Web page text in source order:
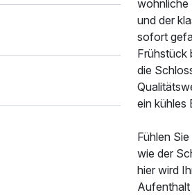
wohnliche
und der
sofort
Frühstück
die
ein kühles
Fühlen
wie der
hier wird
Aufenthalt